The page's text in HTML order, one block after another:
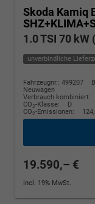
Skoda Kamiq
1.0 TSI 70 kW
unverbindliche
Fahrzeugnr.: 499207
Neuwagen
Verbrauch kombiniert:
CO2-Klasse:
D
CO2-Emissionen:
19.590,– €
incl. 19% MwSt.